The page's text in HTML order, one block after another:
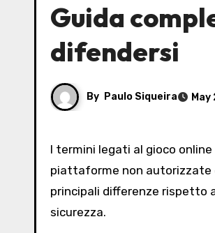
Guida
difendersi
By Paulo Siqueira
I termini legati al gioco online in Italia generano spesso confusione: tra normative, marchi e provider internazionali, molti giocatori si imbattono in
piattaforme non autorizzate
principali differenze rispetto
sicurezza.